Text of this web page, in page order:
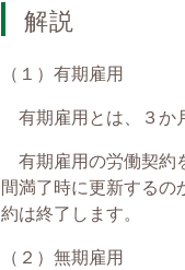
解説
（１）有期雇用
有期雇用とは、３か
有期雇用の労働契約
間満了時に更新する
約は終了します。
（２）無期雇用